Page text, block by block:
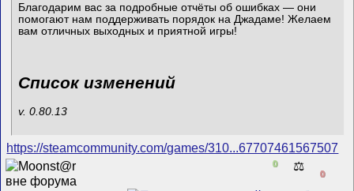
Благодарим вас за подробные отчёты об ошибках — они
помогают нам поддерживать порядок на Джадаме! Желаем
вам отличных выходных и приятной игры!
Список изменений
v. 0.80.13
https://steamcommunity.com/games/310...67707461567507
0 ⚖️
0